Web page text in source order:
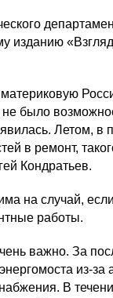
изданию
было
Летом, в
в ремонт,
Кондратьев.
на случай,
работы.
важно. За
из-за
В